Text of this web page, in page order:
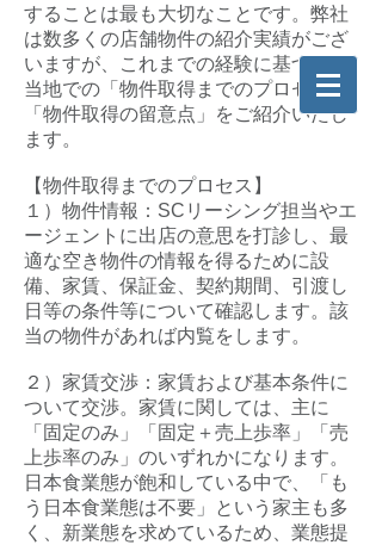
することは最も大切なことです。弊社
は数多くの店舗物件の紹介実績がござ
いますが、これまでの経験に基づく、
当地での「物件取得までのプロセス」
「物件取得の留意点」をご紹介いたし
ます。
【物件取得までのプロセス】
１）物件情報：SCリーシング担当やエ
ージェントに出店の意思を打診し、最
適な空き物件の情報を得るために設
備、家賃、保証金、契約期間、引渡し
日等の条件等について確認します。該
当の物件があれば内覧をします。
２）家賃交渉：家賃および基本条件に
ついて交渉。家賃に関しては、主に
「固定のみ」「固定＋売上歩率」「売
上歩率のみ」のいずれかになります。
日本食業態が飽和している中で、「も
う日本食業態は不要」という家主も多
く、新業態を求めているため、業態提